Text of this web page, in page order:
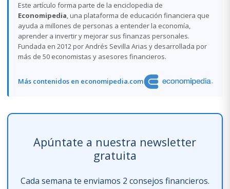
Este artículo forma parte de la enciclopedia de
Economipedia, una plataforma de educación financiera que
ayuda a millones de personas a entender la economía,
aprender a invertir y mejorar sus finanzas personales.
Fundada en 2012 por Andrés Sevilla Arias y desarrollada por
más de 50 economistas y asesores financieros.
Más contenidos en economipedia.com
Apúntate a nuestra newsletter
gratuita
Cada semana te enviamos 2 consejos financieros.